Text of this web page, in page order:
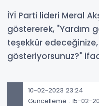
İYİ Parti lideri Meral
göstererek, "Yardım
teşekkür
gösteriyorsunuz?"
10-02-2023 23:24
Güncelleme : 15-02-